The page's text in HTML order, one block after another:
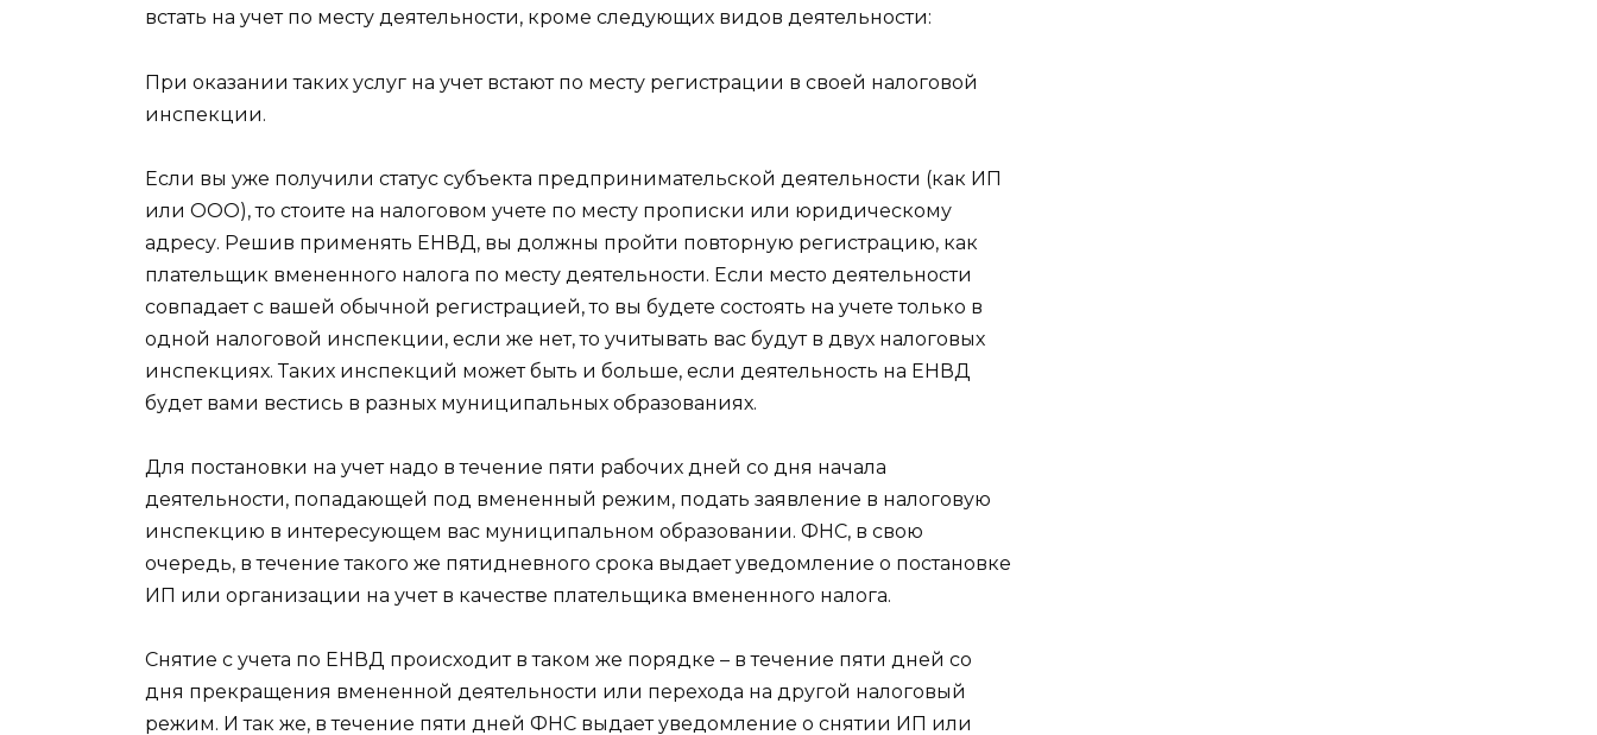
встать на учет по месту деятельности, кроме следующих видов деятельности:
При оказании таких услуг на учет встают по месту регистрации в своей налоговой
инспекции.
Если вы уже получили статус субъекта предпринимательской деятельности (как ИП
или ООО), то стоите на налоговом учете по месту прописки или юридическому
адресу. Решив применять ЕНВД, вы должны пройти повторную регистрацию, как
плательщик вмененного налога по месту деятельности. Если место деятельности
совпадает с вашей обычной регистрацией, то вы будете состоять на учете только в
одной налоговой инспекции, если же нет, то учитывать вас будут в двух налоговых
инспекциях. Таких инспекций может быть и больше, если деятельность на ЕНВД
будет вами вестись в разных муниципальных образованиях.
Для постановки на учет надо в течение пяти рабочих дней со дня начала
деятельности, попадающей под вмененный режим, подать заявление в налоговую
инспекцию в интересующем вас муниципальном образовании. ФНС, в свою
очередь, в течение такого же пятидневного срока выдает уведомление о постановке
ИП или организации на учет в качестве плательщика вмененного налога.
Снятие с учета по ЕНВД происходит в таком же порядке – в течение пяти дней со
дня прекращения вмененной деятельности или перехода на другой налоговый
режим. И так же, в течение пяти дней ФНС выдает уведомление о снятии ИП или